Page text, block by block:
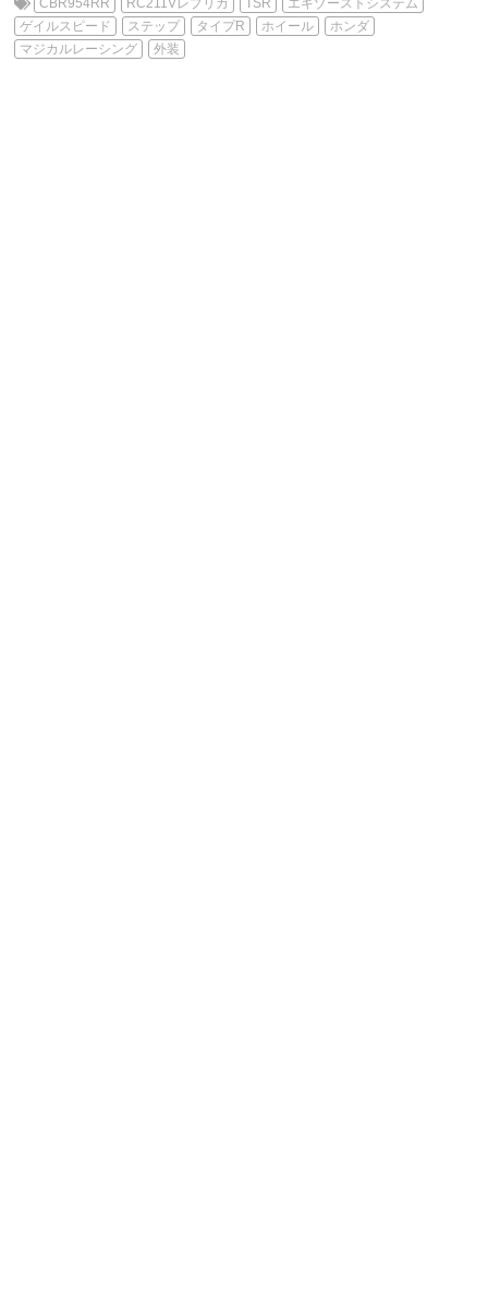
CBR954RR RC211Vレプリカ TSR
エキゾーストシステム
ゲイルスピード
ステップ タイプR ホイール
ホンダ
マジカルレーシング
外装